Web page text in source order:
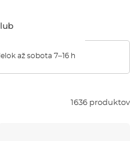
až sobota 7–16 h
1636 produktov